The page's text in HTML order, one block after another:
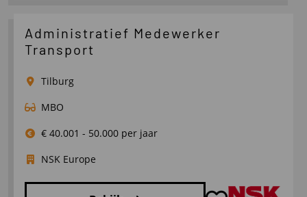
over
Hbo/wo
Logistiek/Supply
Management
Administratief Medewerker
Transport
Tilburg
MBO
€ 40.001 - 50.000 per jaar
NSK Europe